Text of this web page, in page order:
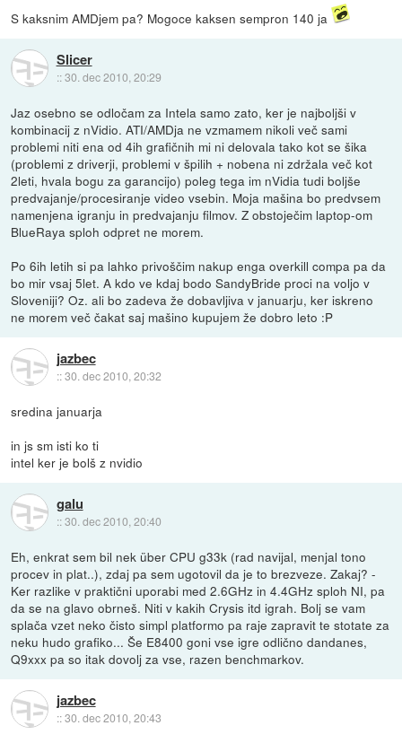
S kaksnim AMDjem pa? Mogoce kaksen sempron 140 ja
Slicer
::30. dec 2010, 20:29
Jaz osebno se odločam za Intela samo zato, ker je najboljši v
kombinacij z nVidio. ATI/AMDja ne vzmamem nikoli več sami
problemi niti ena od 4ih grafičnih mi ni delovala tako kot se šika
(problemi z driverji, problemi v špilih + nobena ni zdržala več kot
2leti, hvala bogu za garancijo) poleg tega im nVidia tudi boljše
predvajanje/procesiranje video vsebin. Moja mašina bo predvsem
namenjena igranju in predvajanju filmov. Z obstoječim laptop-om
BlueRaya sploh odpret ne morem.
Po 6ih letih si pa lahko privoščim nakup enga overkill compa pa da
bo mir vsaj 5let. A kdo ve kdaj bodo SandyBride proci na voljo v
Sloveniji? Oz. ali bo zadeva že dobavljiva v januarju, ker iskreno
ne morem več čakat saj mašino kupujem že dobro leto :P
jazbec
::30. dec 2010, 20:32
sredina januarja
in js sm isti ko ti
intel ker je bolš z nvidio
galu
::30. dec 2010, 20:40
Eh, enkrat sem bil nek über CPU g33k (rad navijal, menjal tono
procev in plat..), zdaj pa sem ugotovil da je to brezveze. Zakaj? -
Ker razlike v praktični uporabi med 2.6GHz in 4.4GHz sploh NI, pa
da se na glavo obrneš. Niti v kakih Crysis itd igrah. Bolj se vam
splača vzet neko čisto simpl platformo pa raje zapravit te stotate za
neku hudo grafiko... Še E8400 goni vse igre odlično dandanes,
Q9xxx pa so itak dovolj za vse, razen benchmarkov.
jazbec
::30. dec 2010, 20:43